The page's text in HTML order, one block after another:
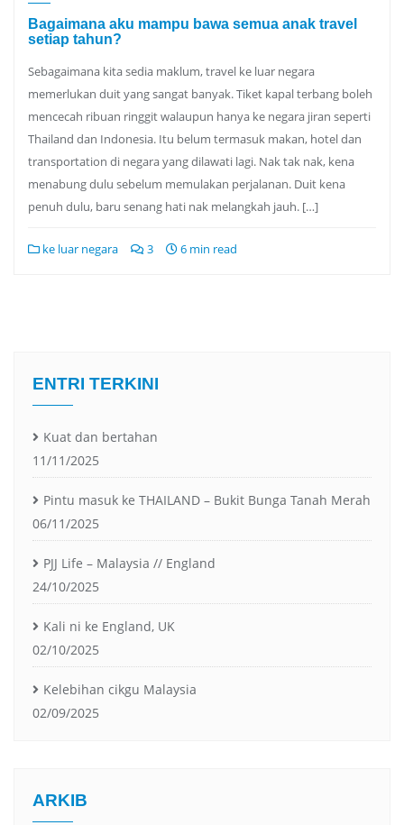
Bagaimana aku mampu bawa semua anak travel
setiap tahun?
Sebagaimana kita sedia maklum, travel ke luar negara
memerlukan duit yang sangat banyak. Tiket kapal terbang boleh
mencecah ribuan ringgit walaupun hanya ke negara jiran seperti
Thailand dan Indonesia. Itu belum termasuk makan, hotel dan
transportation di negara yang dilawati lagi. Nak tak nak, kena
menabung dulu sebelum memulakan perjalanan. Duit kena
penuh dulu, baru senang hati nak melangkah jauh. […]
ke luar negara 3 6 min read
ENTRI TERKINI
Kuat dan bertahan
11/11/2025
Pintu masuk ke THAILAND – Bukit Bunga Tanah Merah
06/11/2025
PJJ Life – Malaysia // England
24/10/2025
Kali ni ke England, UK
02/10/2025
Kelebihan cikgu Malaysia
02/09/2025
ARKIB